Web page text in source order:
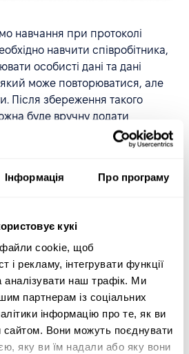
Інформація Про програму
кукі
cookie, щоб
і рекламу, інтегрувати функції
аналізувати наш трафік. Ми
партнерам із соціальних
інформацію про те, як ви
сайтом. Вони можуть поєднувати
яку ви їм надали або яку вони
навчання при протоколі
навчити співробітника,
особисті дані та дані
може повторюватися, але
Після збереження такого
буде вручну додати
такий тренінг.
воркфлоу
до виконання.